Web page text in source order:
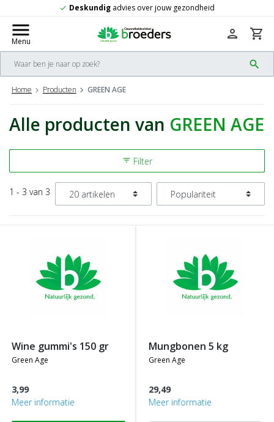
check Deskundig advies over jouw gezondheid
menu
Menu
search
person shopping_cart
Home Producten GREEN AGE
Alle producten van GREEN AGE
filter_list Filter
1 - 3 van 3
wine gummi's 150 gr
green age
3,99
Meer informatie
mungbonen 5 kg
green age
29,49
Meer informatie